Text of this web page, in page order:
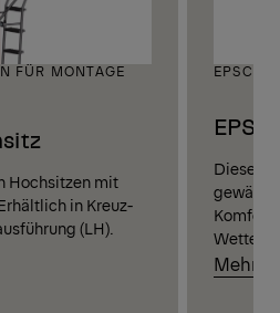
FÜR MONTAGE
Hochsitzen mit
in Kreuz-
(LH).
Diese
Wetter.
Mehr